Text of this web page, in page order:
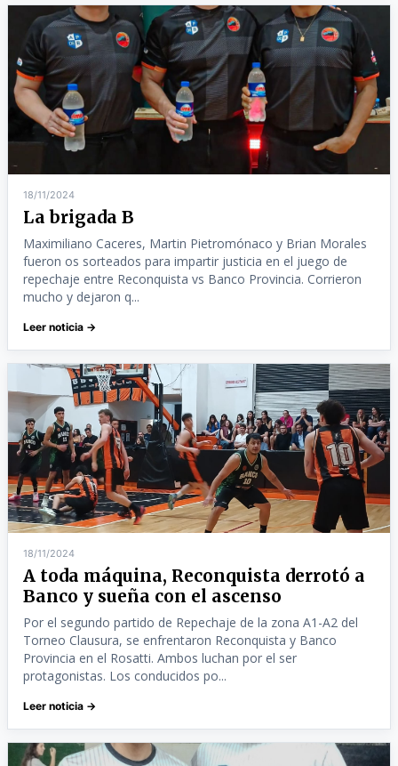
18/11/2024
La brigada B
Maximiliano Caceres, Martin Pietromónaco y Brian Morales
fueron os sorteados para impartir justicia en el juego de
repechaje entre Reconquista vs Banco Provincia. Corrieron
mucho y dejaron q...
Leer noticia →
18/11/2024
A toda máquina, Reconquista derrotó a
Banco y sueña con el ascenso
Por el segundo partido de Repechaje de la zona A1-A2 del
Torneo Clausura, se enfrentaron Reconquista y Banco
Provincia en el Rosatti. Ambos luchan por el ser
protagonistas. Los conducidos po...
Leer noticia →